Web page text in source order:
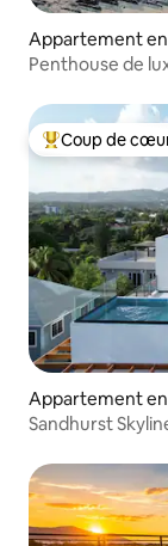
Appartement
Penthouse de
Coups de cœur
Coup de
Appartement en
Sandhurst